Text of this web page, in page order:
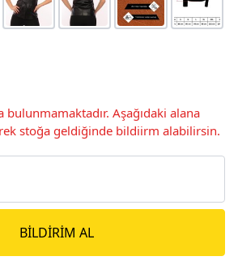
Aşağıdaki alana
stoğa geldiğinde bildiirm alabilirsin.
BILDIRIM AL